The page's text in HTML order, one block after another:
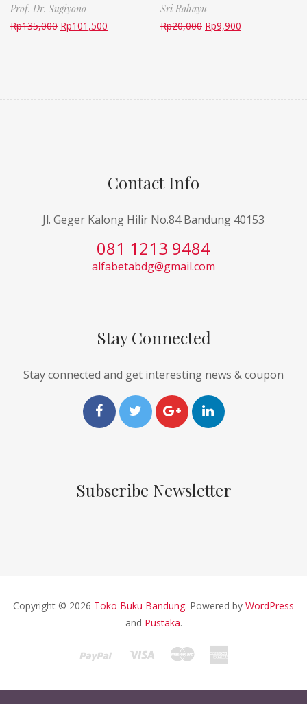
Prof. Dr. Sugiyono
Rp135,000 Rp101,500
Sri Rahayu
Rp20,000 Rp9,900
Contact Info
Jl. Geger Kalong Hilir No.84 Bandung 40153
081 1213 9484
alfabetabdg@gmail.com
Stay Connected
Stay connected and get interesting news & coupon
Subscribe Newsletter
Copyright © 2026 Toko Buku Bandung. Powered by WordPress
and Pustaka.